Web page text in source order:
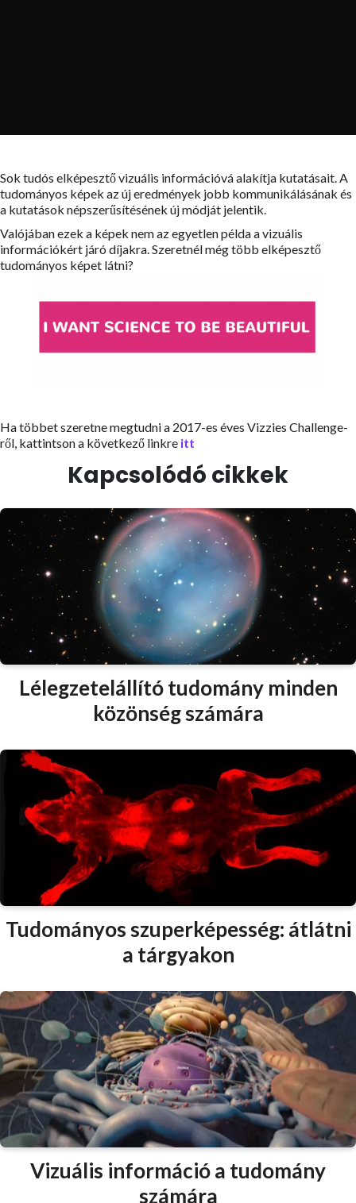
Sok tudós elképesztő vizuális információvá alakítja kutatásait. A
tudományos képek az új eredmények jobb kommunikálásának és
a kutatások népszerűsítésének új módját jelentik.
Valójában ezek a képek nem az egyetlen példa a vizuális
információkért járó díjakra. Szeretnél még több elképesztő
tudományos képet látni?
Ha többet szeretne megtudni a 2017-es éves Vizzies Challenge-
ről, kattintson a következő linkre itt
Kapcsolódó cikkek
Lélegzetelállító tudomány minden
közönség számára
Tudományos szuperképesség: átlátni
a tárgyakon
Vizuális információ a tudomány
számára